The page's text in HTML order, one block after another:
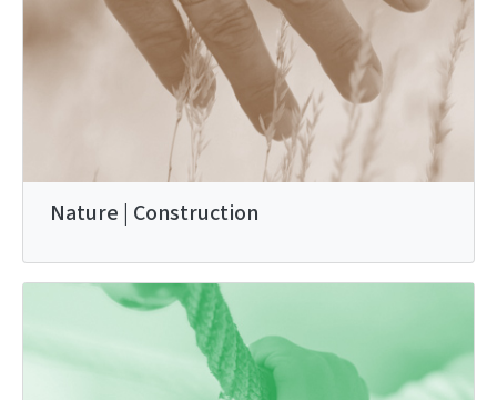
Nature | Construction